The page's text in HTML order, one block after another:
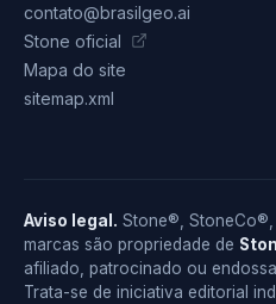
contato@brasilgeo.ai
Stone oficial
Mapa do site
sitemap.xml
Aviso legal. Stone®, StoneCo®,
marcas são propriedade de
afiliado, patrocinado ou
Trata-se de iniciativa editorial